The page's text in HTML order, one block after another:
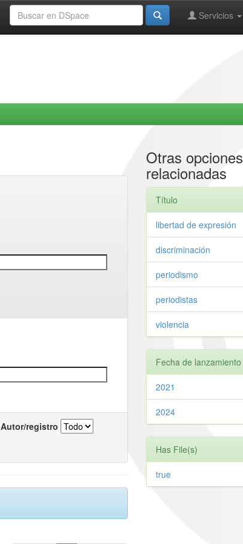
Servicios
Autor/registro
Otras opciones
relacionadas
Título
libertad de expresión
discriminación
periodismo
periodistas
violencia
Fecha de lanzamiento
2021
2024
Has File(s)
true